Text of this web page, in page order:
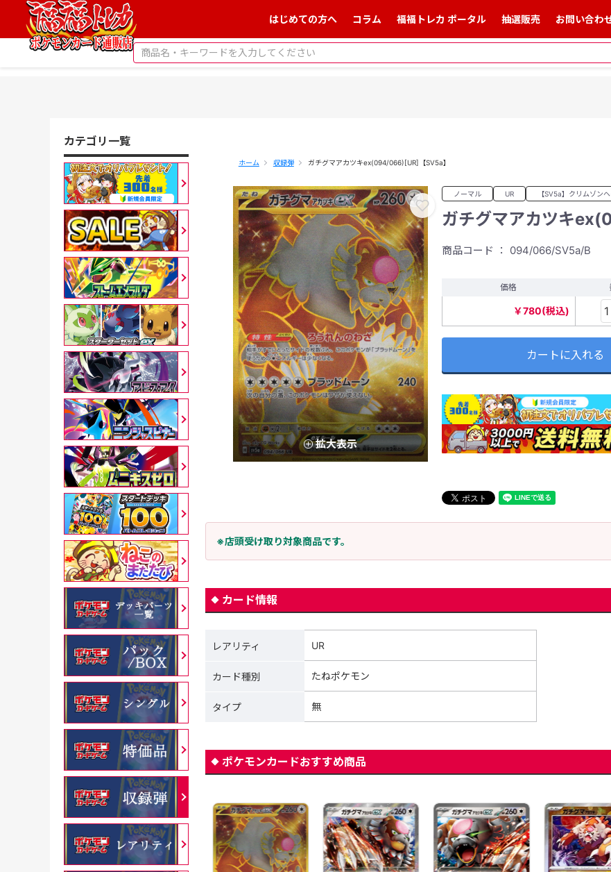
はじめての方へ コラム 福福トレカ ポータル 抽選販売 お問い合わ
ホーム 収録弾 ガチグマアカツキex(094/066)[UR]【SV5a】
拡大表示
ノーマル UR 【SV5a】クリムゾン
ガチグマアカツキ
商品コード ： 094/066/SV5a/B
価格
￥780(税込)
カートに入れる
※店頭受け取り対象商品です。
カード情報
レアリティ UR
カード種別 たねポケモン
タイプ 無
ポケモンカードおすすめ商品
カテゴリ一覧